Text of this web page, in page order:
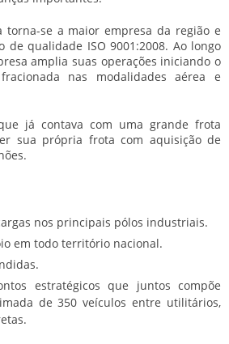
torna-se a maior empresa da região e
de qualidade ISO 9001:2008. Ao longo
amplia suas operações iniciando o
nas modalidades aérea e
já contava com uma grande frota
sua própria frota com aquisição de
nos principais pólos industriais.
em todo território nacional.
estratégicos que juntos compõe
de 350 veículos entre utilitários,